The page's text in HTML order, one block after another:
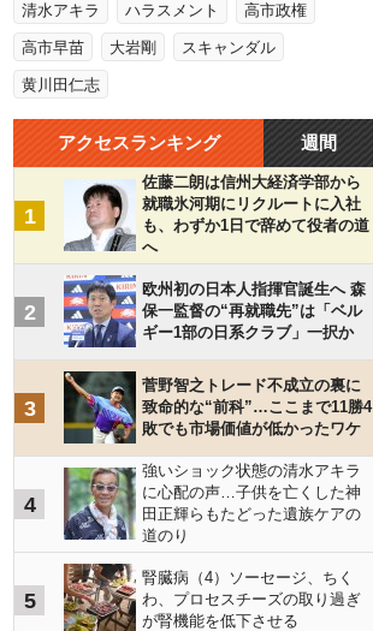
清水アキラ ハラスメント 高市政権
高市早苗 大岩剛 スキャンダル
黄川田仁志
アクセスランキング 週間
1
佐藤二朗は信州大経済学部から
就職氷河期にリクルートに入社
も、わずか1日で辞めて役者の道
へ
2
欧州初の日本人指揮官誕生へ 森
保一監督の“再就職先”は「ベル
ギー1部の日系クラブ」一択か
3
菅野智之トレード不成立の裏に
致命的な“前科”…ここまで11勝4
敗でも市場価値が低かったワケ
4
強いショック状態の清水アキラ
に心配の声…子供を亡くした神
田正輝らもたどった遺族ケアの
道のり
5
腎臓病（4）ソーセージ、ちく
わ、プロセスチーズの取り過ぎ
が腎機能を低下させる